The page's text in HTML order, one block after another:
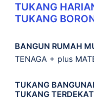
TUKANG
TUKANG
BANGUN RUMAH
TENAGA + plus
TUKANG
TUKANG TERDEKAT